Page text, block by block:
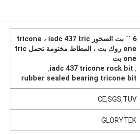
6 `` بت الصخور tricone ، iadc 437 tric
one روك بت ، المطاط مختومة تحمل tric
one بت
,
iadc 437 tricone rock bit
,
rubber sealed bearing tricone bit
CE,SGS,TUV
GLORYTEK